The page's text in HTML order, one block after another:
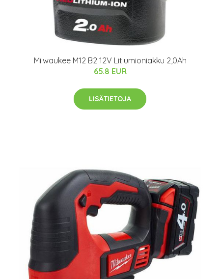
Milwaukee M12 B2 12V Litiumioniakku 2,0Ah
65.8 EUR
LISÄTIETOJA